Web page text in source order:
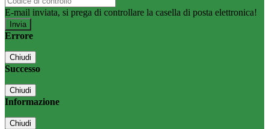
E-mail inviata, si prega di controllare la casella di posta elettronica!
Errore
Chiudi
Successo
Chiudi
Informazione
Chiudi